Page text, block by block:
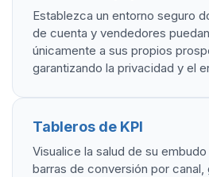
Establezca un entorno seguro
de cuenta y vendedores
únicamente a sus propios
garantizando la privacidad y el
Tableros de KPI
Visualice la salud de su
barras de conversión por